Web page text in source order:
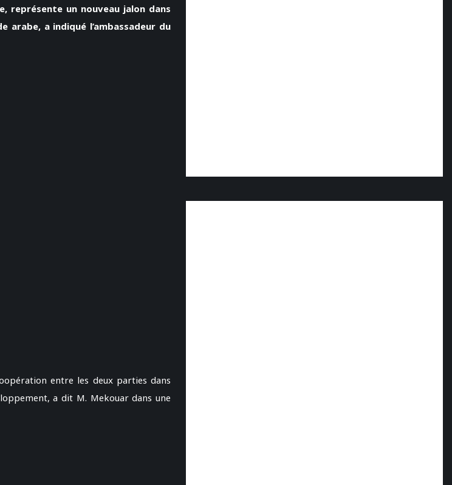
représente un nouveau jalon dans
a indiqué l’ambassadeur du
entre les deux parties dans
a dit M. Mekouar dans une